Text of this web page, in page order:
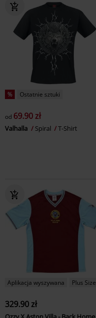
% Ostatnie sztuki
od 69.90 zł
Valhalla Spiral T-Shirt
Aplikacja wyszywana Plus Size
329.90 zł